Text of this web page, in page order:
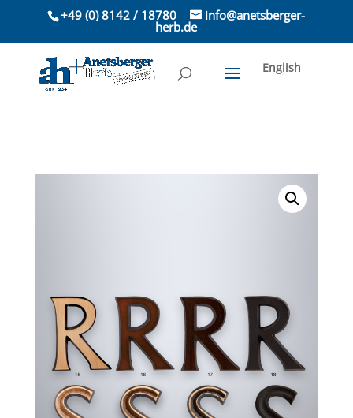
+49 (0) 8142 / 18780 info@anetsberger-
herb.de
English